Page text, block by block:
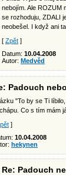
nebojím. Ale ROZUM
se rozhoduju, ZDALI
neobešel. I když ani
[ Zpět ]
Datum: 10.04.2008
Autor: Medvěd
Padouch
"To by se Ti
Co s tím mám
]
10.04.2008
hekynen
Re: Padouch